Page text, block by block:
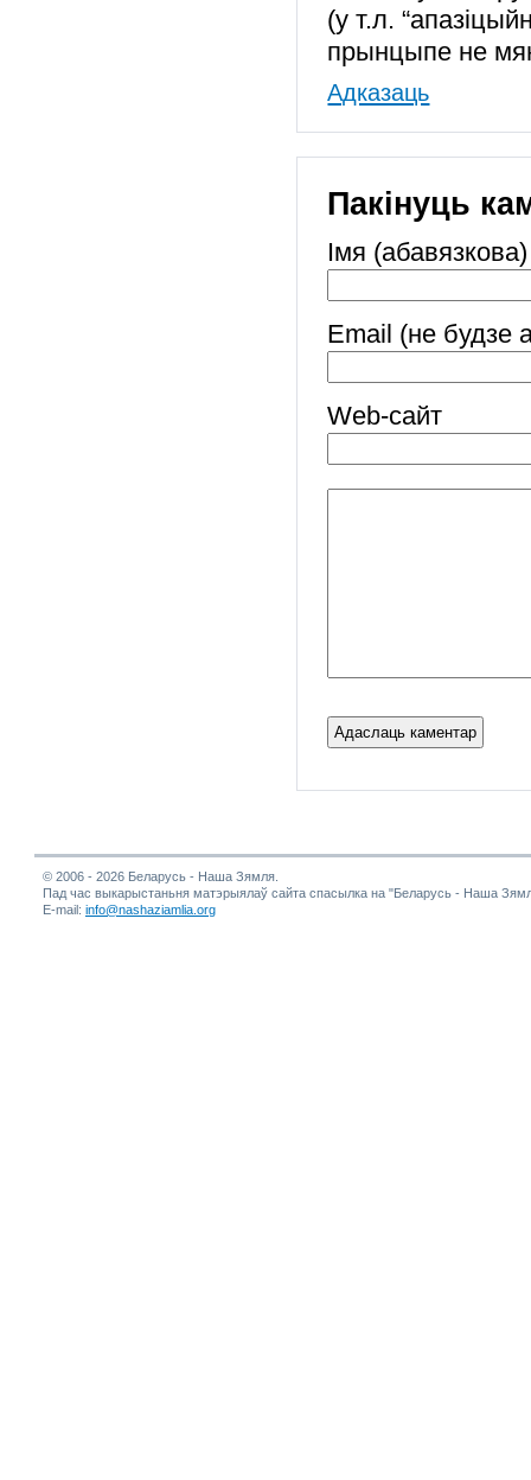
(у т.л.
прынцыпе не
Адказаць
Пакінуць
Імя (абавязкова)
Email (не будзе
Web-cайт
© 2006 - 2026 Беларусь - Наша Зямля.
Пад час выкарыстаньня матэрыялаў сайта спасылка на "Беларусь - Наша
E-mail: info@nashaziamlia.org